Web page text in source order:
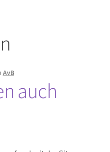
AvB
auch